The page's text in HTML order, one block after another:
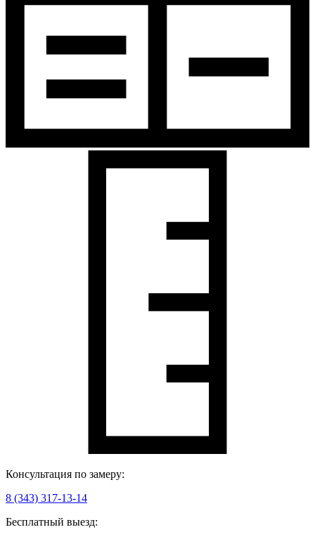
Консультация по замеру:
8 (343) 317-13-14
Бесплатный выезд: